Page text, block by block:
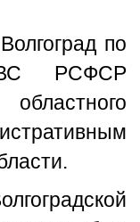
по
ВС РСФСР